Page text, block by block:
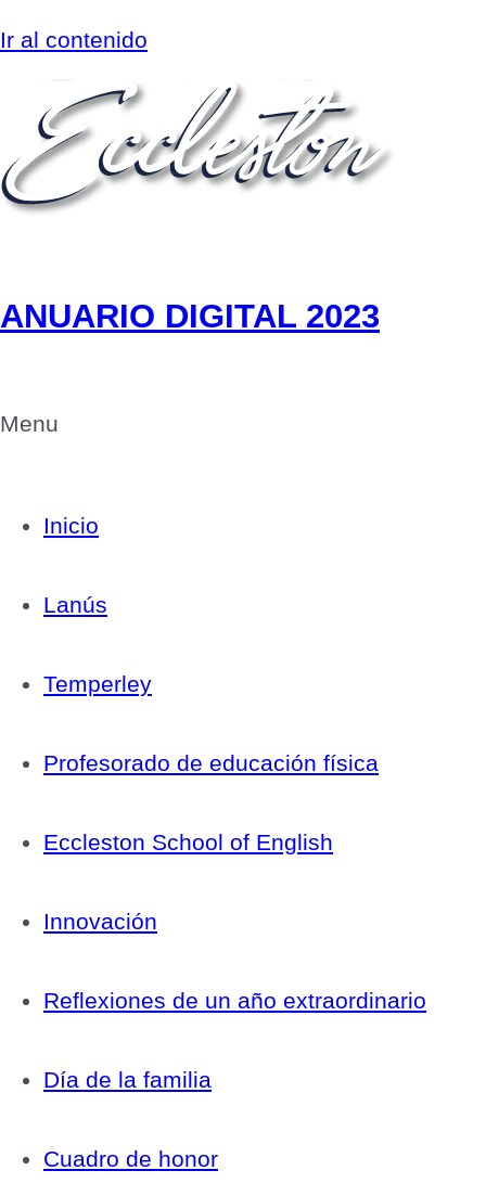
Ir al contenido
ANUARIO DIGITAL 2023
Menu
Inicio
Lanús
Temperley
Profesorado de educación física
Eccleston School of English
Innovación
Reflexiones de un año extraordinario
Día de la familia
Cuadro de honor